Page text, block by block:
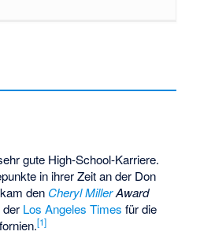
gute High-School-Karriere.
in ihrer Zeit an der Don
den Cheryl MillerAward
der Los Angeles Times für die
[1]